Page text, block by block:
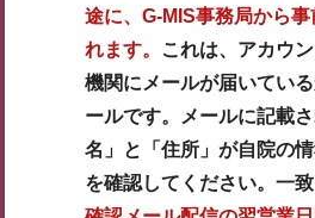
途に、G-MIS事務局から
れます。
これは、アカウ
機関にメールが届いてい
ールです。メールに記載
名」と「住所」が自院の
を確認してください。一